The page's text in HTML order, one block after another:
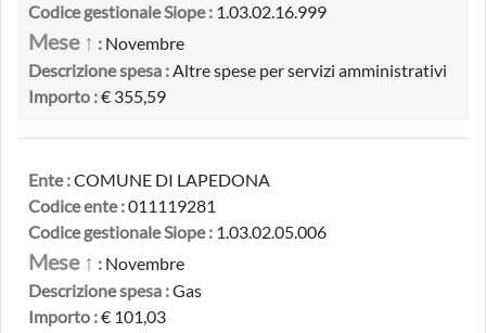
Codice gestionale Siope : 1.03.02.16.999
Mese ↑ : Novembre
Descrizione spesa :Altre spese per servizi amministrativi
Importo :€ 355,59
Ente :COMUNE DI LAPEDONA
Codice ente :011119281
Codice gestionale Siope : 1.03.02.05.006
Mese ↑ : Novembre
Descrizione spesa :Gas
Importo :€ 101,03